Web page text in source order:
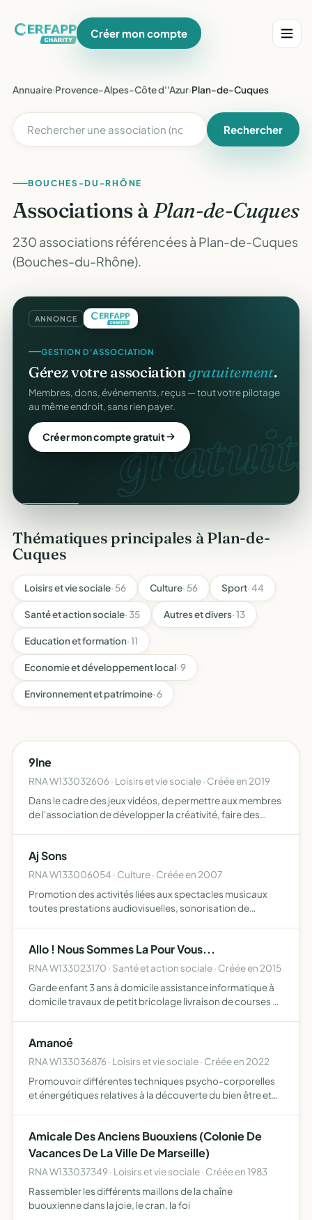
Créer mon compte
Annuaire›Provence-Alpes-Côte d''Azur›Plan-de-Cuques
Rechercher
BOUCHES-DU-RHÔNE
Associations àPlan-de-Cuques
230 associations référencées à Plan-de-Cuques
(Bouches-du-Rhône).
ANNONCE
gratuit.
GESTION D'ASSOCIATION
Gérez votre associationgratuitement.
Membres, dons, événements, reçus — tout votre pilotage
au même endroit, sans rien payer.
Créer mon compte gratuit
Thématiques principales à Plan-de-
Cuques
Loisirs et vie sociale· 56 Culture· 56 Sport· 44
Santé et action sociale· 35 Autres et divers· 13
Education et formation· 11
Economie et développement local· 9
Environnement et patrimoine· 6
9Ine
RNA W133032606 · Loisirs et vie sociale · Créée en 2019
Dans le cadre des jeux vidéos, de permettre aux membres
de l'association de développer la créativité, faire des
Aj Sons
RNA W133006054 · Culture · Créée en 2007
Promotion des activités liées aux spectacles musicaux
toutes prestations audiovisuelles, sonorisation de
activi…
Allo ! Nous Sommes La Pour Vous...
RNA W133023170 · Santé et action sociale · Créée en 2015
Garde enfant 3 ans à domicile assistance informatique à
domicile travaux de petit bricolage livraison de courses à
prép…
Amanoé
RNA W133036876 · Loisirs et vie sociale · Créée en 2022
Promouvoir différentes techniques psycho-corporelles
et énergétiques relatives à la découverte du bien être et
Amicale Des Anciens Buouxiens (Colonie De
Vacances De La Ville De Marseille)
RNA W133037349 · Loisirs et vie sociale · Créée en 1983
Rassembler les différents maillons de la chaîne
buouxienne dans la joie, le cran, la foi